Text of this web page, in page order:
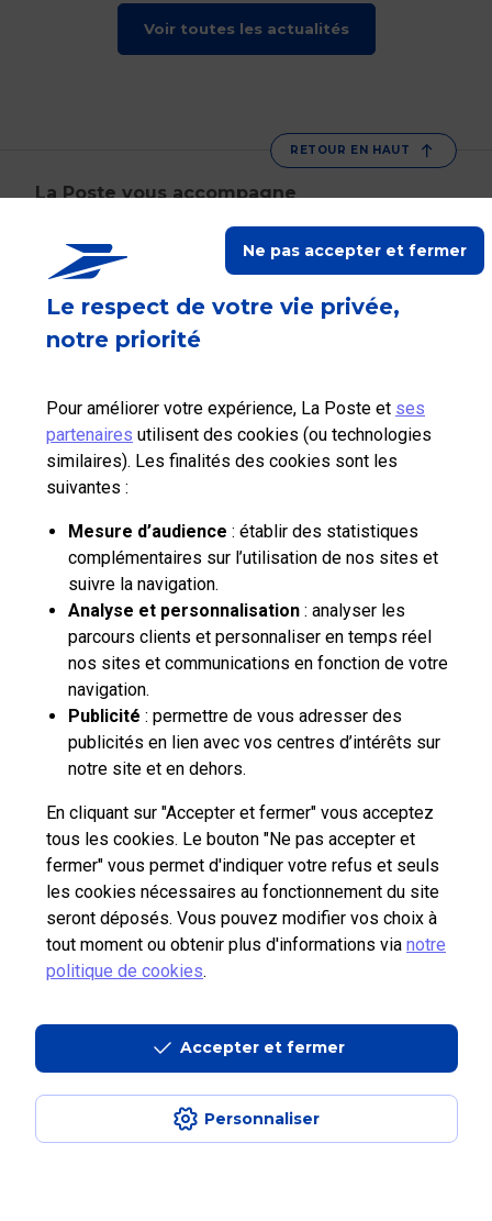
Le respect de votre vie privée,
notre priorité
Pour améliorer votre expérience, La Poste et ses
partenaires utilisent des cookies (ou technologies
similaires). Les finalités des cookies sont les
suivantes :
Mesure d’audience : établir des statistiques
complémentaires sur l’utilisation de nos sites et
suivre la navigation.
Analyse et personnalisation : analyser les
parcours clients et personnaliser en temps réel
nos sites et communications en fonction de votre
navigation.
Publicité : permettre de vous adresser des
publicités en lien avec vos centres d’intérêts sur
notre site et en dehors.
En cliquant sur "Accepter et fermer" vous acceptez
tous les cookies. Le bouton "Ne pas accepter et
fermer" vous permet d'indiquer votre refus et seuls
les cookies nécessaires au fonctionnement du site
seront déposés. Vous pouvez modifier vos choix à
tout moment ou obtenir plus d'informations via notre
politique de cookies.
Personnaliser
Ne pas accepter et fermer
Accepter et fermer
Voir toutes les actualités
RETOUR EN HAUT
La Poste Solutions Business est la marque B2B de La Poste, destinée aux
entreprises, collectivités et administrations publiques.
Retrouvez ici des actualités, des études de tendances, des décryptages et
innovations, des offres selon vos usages, des infos pratiques et un accès
à votre espace personnel pour gérer le développement de votre activité.
La Poste vous accompagne
Suivez-nous sur Linkedin
Suivez-nous sur Youtube
Suivez-nous sur X
Qui sommes-nous?
Aide et outils
Contactez-nous
Plan du site Accessibilité : non conforme Mentions légales
Données personnelles et cookies
Copyright © 2026 La Poste